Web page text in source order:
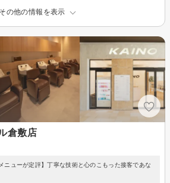
その他の情報を表示
倉敷店
ニューが定評】丁寧な技術と心のこもった接客であな